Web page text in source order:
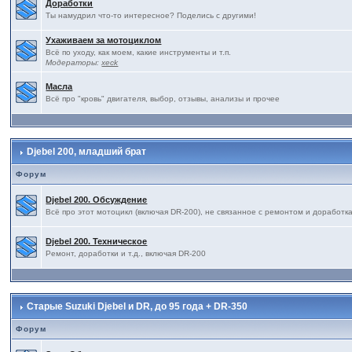
Доработки
Ты намудрил что-то интересное? Поделись с другими!
Ухаживаем за мотоциклом
Всё по уходу, как моем, какие инструменты и т.п.
Модераторы: xeck
Масла
Всё про "кровь" двигателя, выбор, отзывы, анализы и прочее
Djebel 200, младший брат
Форум
Djebel 200. Обсуждение
Всё про этот мотоцикл (включая DR-200), не связанное с ремонтом и
Djebel 200. Техническое
Ремонт, доработки и т.д., включая DR-200
Старые Suzuki Djebel и DR, до 95 года + DR-350
Форум